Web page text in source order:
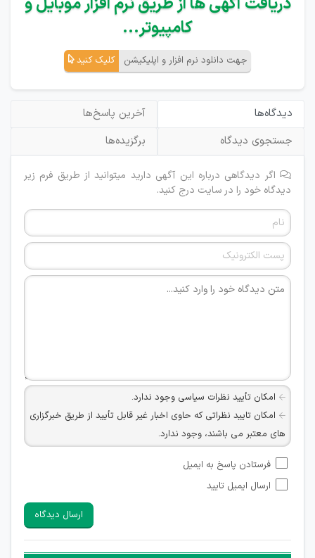
کامپیوتر...
جهت دانلود نرم افزار و اپلیکیشن کلیک کنید
دیدگاه‌ها
آخرین پاسخ‌ها
جستجوی دیدگاه
برگزیده‌ها
اگر دیدگاهی درباره این آگهی دارید میتوانید از طریق فرم زیر
دیدگاه خود را در سایت درج کنید.
امکان تأیید نظرات سیاسی وجود ندارد.
امکان تایید نظراتی که حاوی اخبار غیر قابل تأیید از طریق خبرگزاری
های معتبر می باشند، وجود ندارد.
شبکه های مجازی ارتباطی می باشند وجود ندارد.
امکان تأیید نظرات کاربرانی که به هر طریقی قصد مأیوس کردن
هرگونه تحریک، تحقیر و کنایه به سایر افراد (مسئول و غیر مسئول)
غیر مجاز می باشد.
فرستادن پاسخ به ایمیل
ارسال ایمیل تایید
ارسال دیدگاه